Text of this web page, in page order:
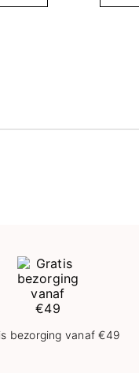
bezorging vanaf €49